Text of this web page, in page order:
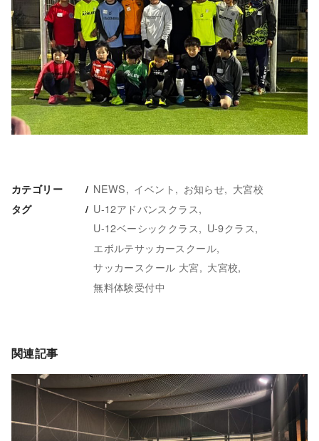
カテゴリー NEWS イベント お知らせ 大宮校
タグ
U-12アドバンスクラス
U-12ベーシッククラス
U-9クラス
エボルテサッカースクール
サッカースクール 大宮
大宮校
無料体験受付中
関連記事